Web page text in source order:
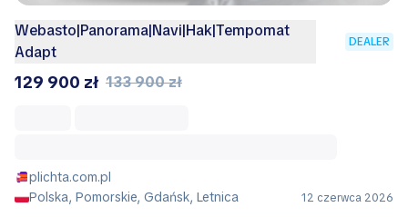
Webasto|Panorama|Navi|Hak|Tempomat
Adapt
DEALER
129 900 zł 133 900 zł
plichta.com.pl
Polska, Pomorskie, Gdańsk, Letnica
12 czerwca 2026